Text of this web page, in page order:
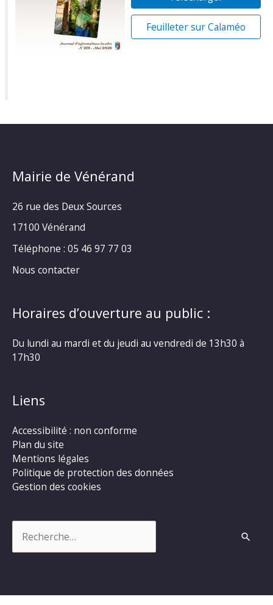
Feuilleter sur Calaméo
Mairie de Vénérand
26 rue des Deux Sources
17100 Vénérand
Téléphone : 05 46 97 77 03
Nous contacter
Horaires d’ouverture au public :
Du lundi au mardi et du jeudi au vendredi de 13h30 à
17h30
Liens
Accessibilité : non conforme
Plan du site
Mentions légales
Politique de protection des données
Gestion des cookies